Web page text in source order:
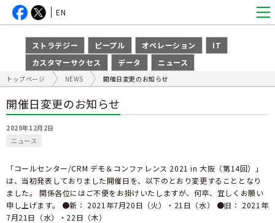
ストラテジー ピープル オペレーション
IT
カスタマーサクセス
データ ニュース
EN
トップページ NEWS 開催日変更のお知らせ
開催日変更のお知らせ
2020年12月2日
ニュース
「コールセンター/CRM デモ＆コンファレンス 2021 in 大阪（第14回）」
は、当初発表しておりました開催日を、以下のとおり変更することとなり
ました。 関係各位にはご不便をお掛けいたしますが、何卒、宜しくお願い
申し上げます。 ●新： 2021年7月20日（火）・21日（水） ●旧： 2021年
7月21日（水）・22日（木）